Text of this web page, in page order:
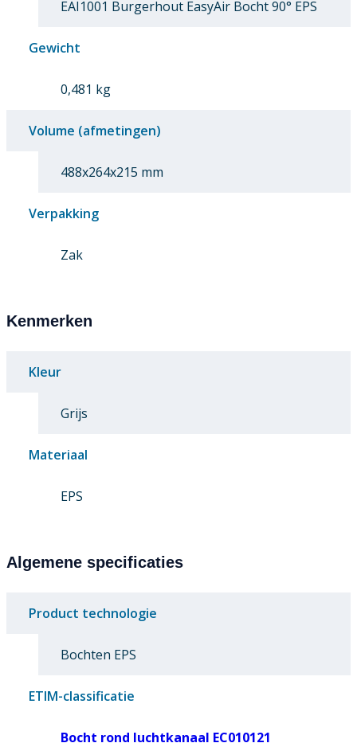
EAI1001 Burgerhout EasyAir Bocht 90° EPS
Gewicht
0,481 kg
Volume (afmetingen)
488x264x215 mm
Verpakking
Zak
Kenmerken
Kleur
Grijs
Materiaal
EPS
Algemene specificaties
Product technologie
Bochten EPS
ETIM-classificatie
Bocht rond luchtkanaal EC010121